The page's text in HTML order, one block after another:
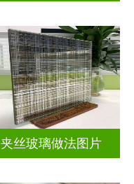
夹丝玻璃做法图片